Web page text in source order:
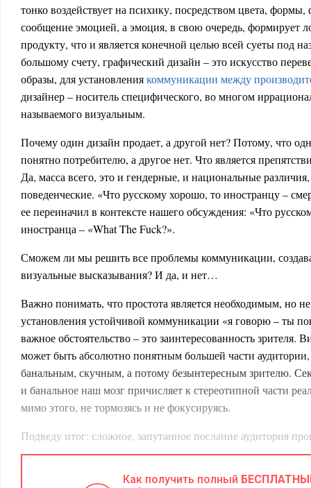
тонко воздействует на психику, посредством цвета, формы,
сообщение эмоцией, а эмоция, в свою очередь, формирует
продукту, что и является конечной целью всей суеты под
большому счету, графический дизайн – это искусство
образы, для установлениякоммуникации между
дизайнер – носитель специфического, во многом
называемого визуальным.
Почему один дизайн продает, а другой нет? Потому, что
понятно потребителю, а другое нет. Что является
Да, масса всего, это и гендерные, и национальные
поведенческие. «Что русскому хорошо, то иностранцу –
ее переиначил в контексте нашего обсуждения: «Что
иностранца – «What The Fuck?».
Сможем ли мы решить все проблемы коммуникации,
визуальные высказывания? И да, и нет…
Важно понимать, что простота является необходимым, но
установления устойчивой коммуникации «я говорю – ты
важное обстоятельство – это заинтересованность зрителя.
может быть абсолютно понятным большей части
банальным, скучным, а потому безынтересным зрителю.
и банальное наш мозг причисляет к стереотипной части
мимо этого, не тормозясь и не фокусируясь.
Подведу итог: сложное, запутанное послание аудитория
мутности, а понятное, но скучное, она проигнорирует,
В идеале, дизайнеру необходимо преодолеть два соблазна
Как получить полный